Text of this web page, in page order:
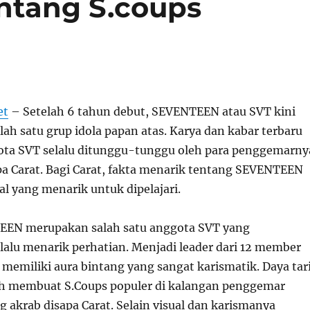
S.coups
– Setelah 6 tahun debut, SEVENTEEN atau SVT kini
satu grup idola papan atas. Karya dan kabar terbaru
SVT selalu ditunggu-tunggu oleh para
Carat. Bagi Carat, fakta menarik tentang SEVENTEEN
yang menarik untuk dipelajari.
merupakan salah satu anggota SVT yang
menarik perhatian. Menjadi leader dari 12 member
memiliki aura bintang yang sangat karismatik. Daya
membuat S.Coups populer di kalangan penggemar
akrab disapa Carat. Selain visual dan karismanya